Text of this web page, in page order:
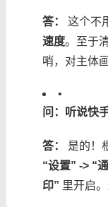
​答：​ 这个不
速度​。至于
哨，对主体
•
问：听说快
​答：​ 是的！
“设置” -> “
印”​
里开启